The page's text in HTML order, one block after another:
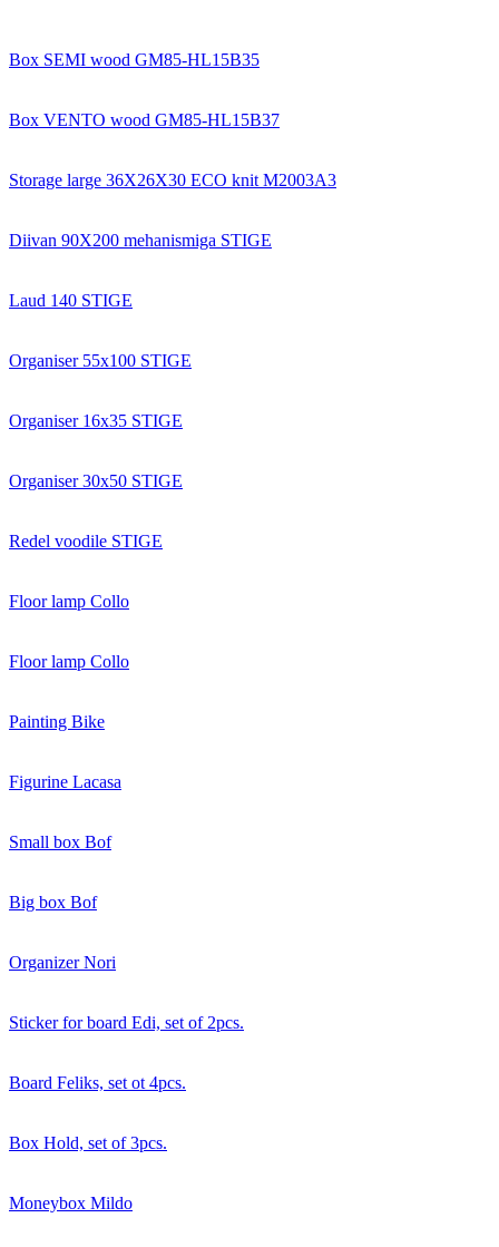
Box SEMI wood GM85-HL15B35
Box VENTO wood GM85-HL15B37
Storage large 36X26X30 ECO knit M2003A3
Diivan 90X200 mehanismiga STIGE
Laud 140 STIGE
Organiser 55x100 STIGE
Organiser 16x35 STIGE
Organiser 30x50 STIGE
Redel voodile STIGE
Floor lamp Collo
Floor lamp Collo
Painting Bike
Figurine Lacasa
Small box Bof
Big box Bof
Organizer Nori
Sticker for board Edi, set of 2pcs.
Board Feliks, set ot 4pcs.
Box Hold, set of 3pcs.
Moneybox Mildo